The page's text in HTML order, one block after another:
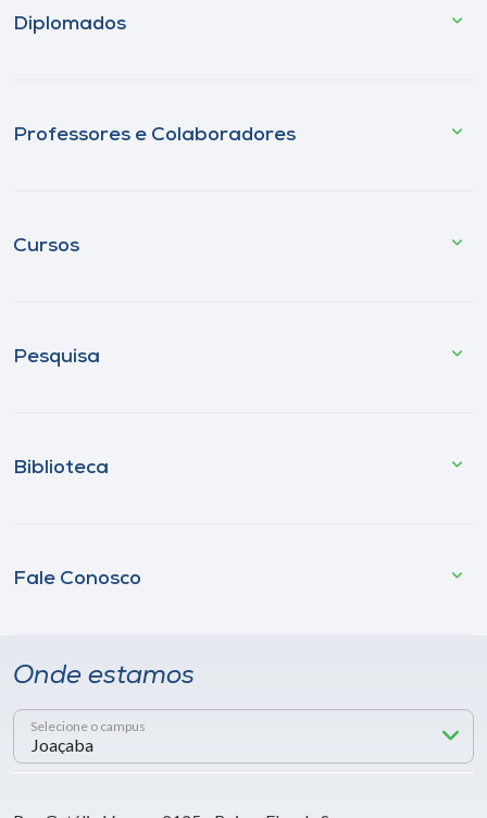
Diplomados
Professores e Colaboradores
Cursos
Pesquisa
Biblioteca
Fale Conosco
Onde estamos
Selecione o campus